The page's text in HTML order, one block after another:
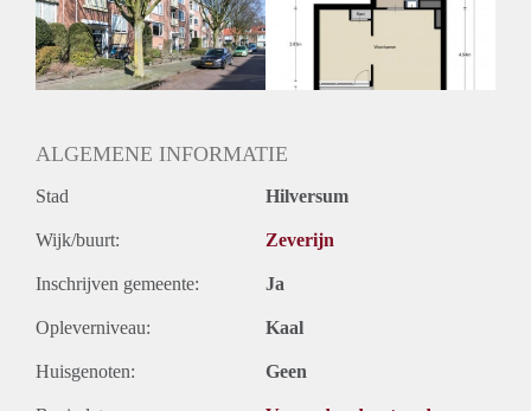
3,0 X Maandhuur Bruto
Huurtermijn
Onbepaalde termijn
Oplevering
ALGEMENE INFORMATIE
Stad Hilversum
Wijk/buurt: Zeverijn
Inschrijven gemeente: Ja
Opleverniveau: Kaal
Huisgenoten: Geen